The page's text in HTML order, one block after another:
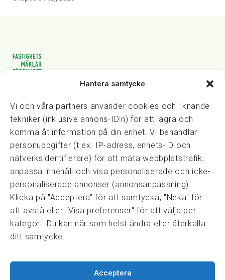
Hantera samtycke
Vi och våra partners använder cookies och liknande
tekniker (inklusive annons-ID:n) för att lagra och
komma åt information på din enhet. Vi behandlar
personuppgifter (t.ex. IP-adress, enhets-ID och
nätverksidentifierare) för att mäta webbplatstrafik,
anpassa innehåll och visa personaliserade och icke-
personaliserade annonser (annonsanpassning).
Klicka på "Acceptera" för att samtycka, "Neka" för
att avstå eller "Visa preferenser" för att välja per
kategori. Du kan när som helst ändra eller återkalla
ditt samtycke.
Acceptera
Vasagatan 28, 111 20 Stockholm
kansli@fmf.se
Snabblänkar
Prisexempel
Medarbetare
Policies & integritet
Information om Cookie-hantering och Google Analytics
Integritetspolicy
Dataskyddsförordningen
Samarbeten